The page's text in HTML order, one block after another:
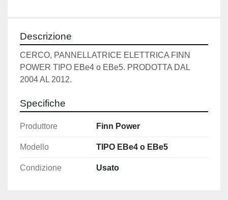
Descrizione
CERCO, PANNELLATRICE ELETTRICA FINN
POWER TIPO EBe4 o EBe5. PRODOTTA DAL
2004 AL 2012.
Specifiche
Produttore Finn Power
Modello TIPO EBe4 o EBe5
Condizione Usato